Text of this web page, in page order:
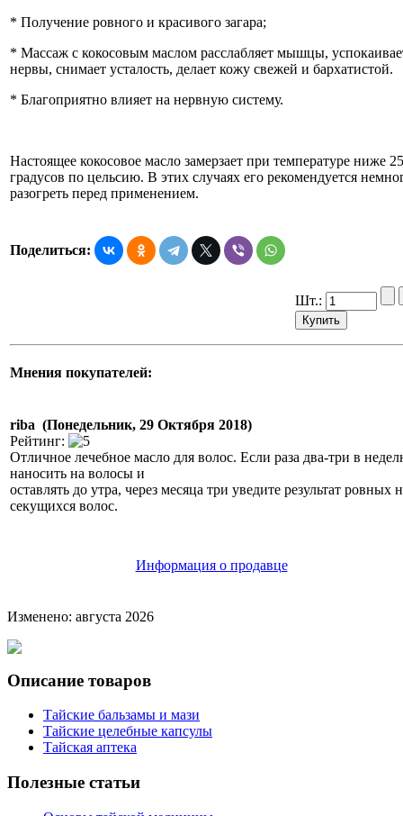
* Получение ровного и красивого загара;
* Массаж с кокосовым маслом расслабляет мышцы,
нервы, снимает усталость, делает кожу свежей и бархатистой.
* Благоприятно влияет на нервную систему.
Настоящее кокосовое масло замерзает при температуре ниже 25
градусов по цельсию. В этих случаях его рекомендуется
разогреть перед применением.
Поделиться:
Шт.:
Мнения покупателей:
riba (Понедельник, 29 Октября 2018)
Рейтинг:
Отличное лечебное масло для волос. Если раза два-три в
наносить на волосы и
оставлять до утра, через месяца три уведите результат ровных
секущихся волос.
Информация о продавце
Изменено: августа 2026
Описание товаров
Тайские бальзамы и мази
Тайские целебные капсулы
Тайская аптека
Полезные статьи